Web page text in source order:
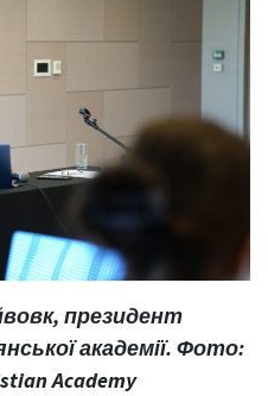
президент
академії. Фото:
Academy